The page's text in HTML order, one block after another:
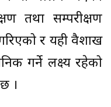
तथा सम्परीक्षण
र यही वैशाख
गर्ने लक्ष्य रहेको
।